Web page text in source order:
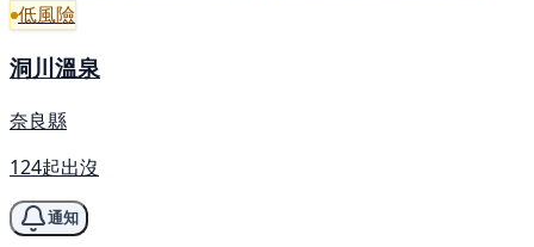
低風險
洞川溫泉
奈良縣
124起出沒
通知